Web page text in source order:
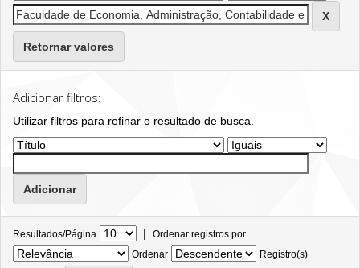
Retornar valores
Adicionar filtros:
Utilizar filtros para refinar o resultado de busca.
Resultados/Página | Ordenar registros por
Ordenar
Registro(s)